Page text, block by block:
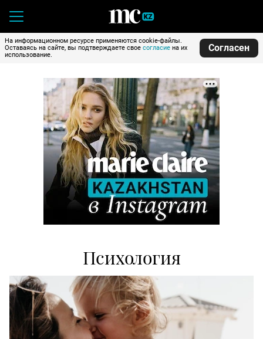
На информационном ресурсе применяются cookie-файлы.
Оставаясь на сайте, вы подтверждаете свое согласие на их
использование.
Согласен
Психология